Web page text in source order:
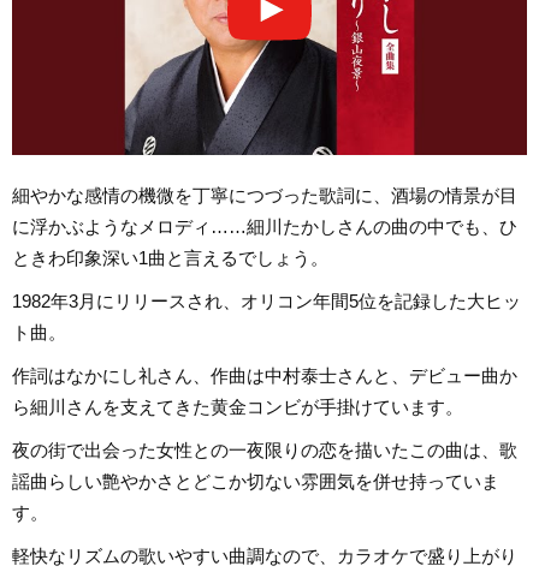
細やかな感情の機微を丁寧につづった歌詞に、酒場の情景が目
に浮かぶようなメロディ……細川たかしさんの曲の中でも、ひ
ときわ印象深い1曲と言えるでしょう。
1982年3月にリリースされ、オリコン年間5位を記録した大ヒッ
ト曲。
作詞はなかにし礼さん、作曲は中村泰士さんと、デビュー曲か
ら細川さんを支えてきた黄金コンビが手掛けています。
夜の街で出会った女性との一夜限りの恋を描いたこの曲は、歌
謡曲らしい艶やかさとどこか切ない雰囲気を併せ持っていま
す。
軽快なリズムの歌いやすい曲調なので、カラオケで盛り上がり